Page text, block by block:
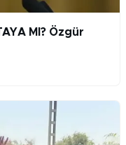
MI? Özgür